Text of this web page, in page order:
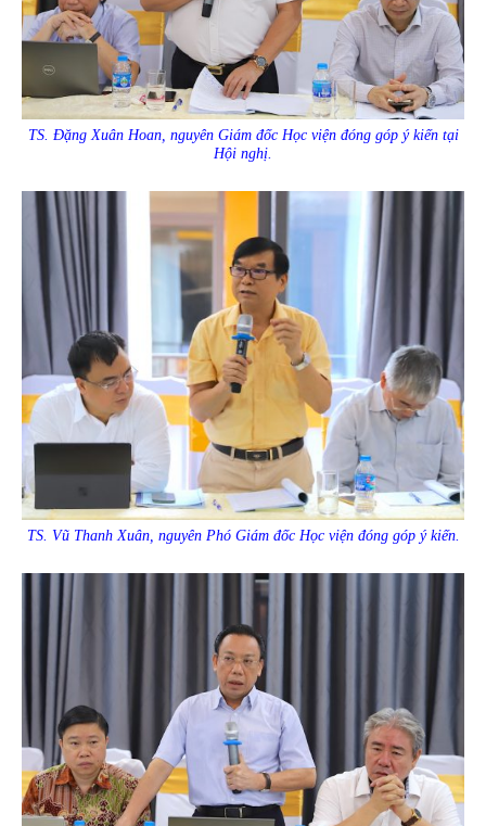
TS. Đặng Xuân Hoan, nguyên Giám đốc Học viện đóng góp ý kiến tại
Hội nghị.
TS. Vũ Thanh Xuân, nguyên Phó Giám đốc Học viện đóng góp ý kiến.